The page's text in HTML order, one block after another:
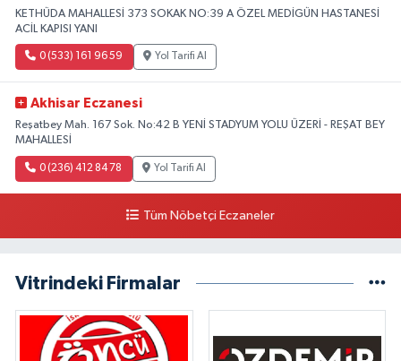
KETHÜDA MAHALLESİ 373 SOKAK NO:39 A ÖZEL MEDİGÜN HASTANESİ
ACİL KAPISI YANI
0 (533) 161 96 59 Yol Tarifi Al
Akhisar Eczanesi
Reşatbey Mah. 167 Sok. No:42 B YENİ STADYUM YOLU ÜZERİ - REŞAT BEY
MAHALLESİ
0 (236) 412 84 78 Yol Tarifi Al
Tüm Nöbetçi Eczaneler
Vitrindeki Firmalar